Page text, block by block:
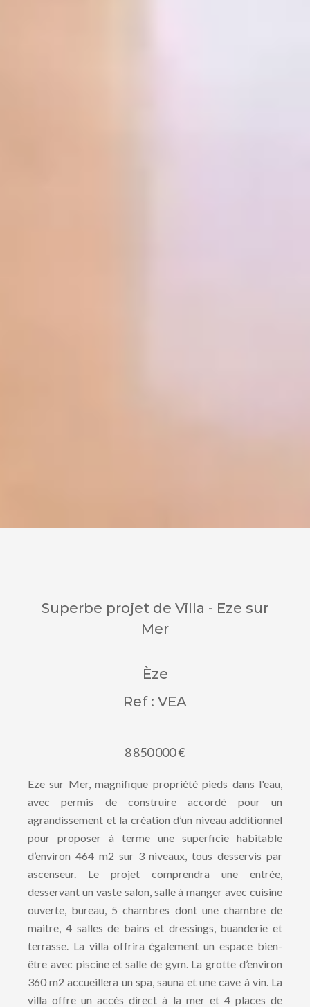
Superbe projet de Villa - Eze sur
Mer
Èze
Ref : VEA
8 850 000 €
Eze sur Mer, magnifique propriété pieds dans l'eau,
avec permis de construire accordé pour un
agrandissement et la création d’un niveau additionnel
pour proposer à terme une superficie habitable
d’environ 464 m2 sur 3 niveaux, tous desservis par
ascenseur. Le projet comprendra une entrée,
desservant un vaste salon, salle à manger avec cuisine
ouverte, bureau, 5 chambres dont une chambre de
maitre, 4 salles de bains et dressings, buanderie et
terrasse. La villa offrira également un espace bien-
être avec piscine et salle de gym. La grotte d’environ
360 m2 accueillera un spa, sauna et une cave à vin. La
villa offre un accès direct à la mer et 4 places de